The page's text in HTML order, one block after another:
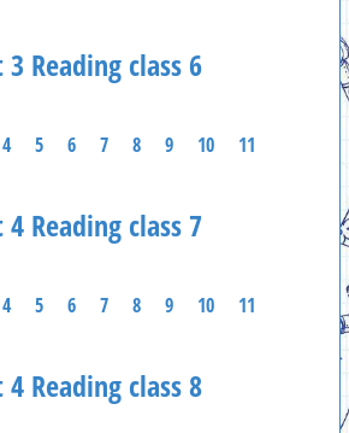
3 Reading class 6
4 5 6 7 8 9 10 11
4 Reading class 7
4 5 6 7 8 9 10 11
4 Reading class 8